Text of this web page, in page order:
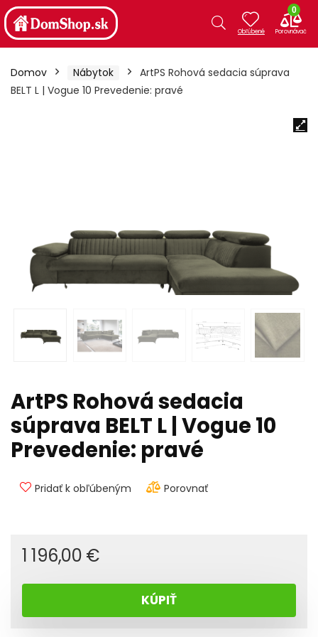
0
Domov Nábytok
ArtPS Rohová sedacia súprava
BELT L | Vogue 10 Prevedenie: pravé
ArtPS Rohová sedacia
súprava BELT L | Vogue 10
Prevedenie: pravé
Pridať k obľúbeným Porovnať
1 196,00 €
KÚPIŤ